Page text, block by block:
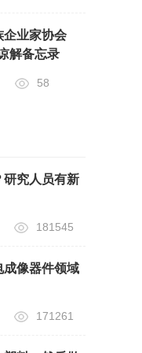
企业家协会
解备忘录
58
研究人员有新
181545
成像器件领域
171261